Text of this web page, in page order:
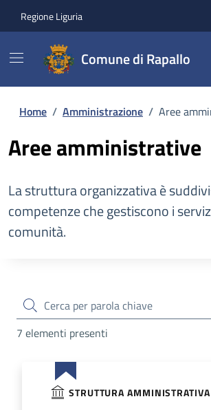
Regione Liguria
Comune di Rapallo
Home / Amministrazione / Aree
Aree amministrative
La struttura organizzativa è
competenze che gestiscono i
comunità.
cerca
7 elementi presenti
STRUTTURA